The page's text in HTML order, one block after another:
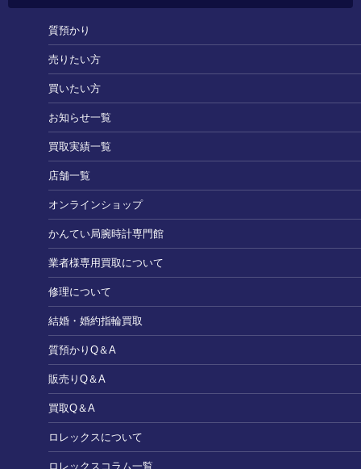
質預かり
売りたい方
買いたい方
お知らせ一覧
買取実績一覧
店舗一覧
オンラインショップ
かんてい局腕時計専門館
業者様専用買取について
修理について
結婚・婚約指輪買取
質預かりQ＆A
販売りQ＆A
買取Q＆A
ロレックスについて
ロレックスコラム一覧